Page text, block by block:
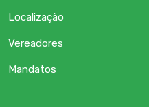
Localização
Vereadores
Mandatos